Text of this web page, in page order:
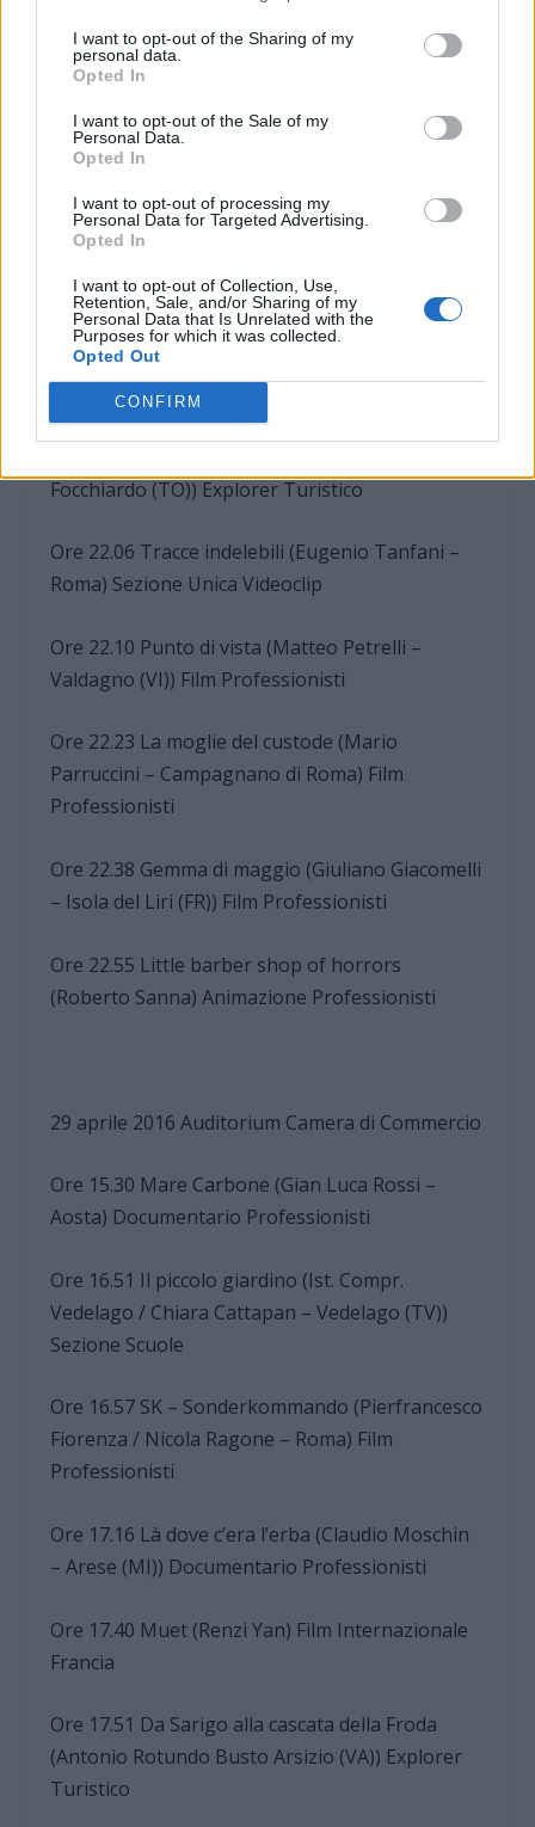
I want to opt-out of the Sharing of my
personal data.
Opted In
I want to opt-out of the Sale of my
Personal Data.
Opted In
I want to opt-out of processing my
Personal Data for Targeted Advertising.
Opted In
I want to opt-out of Collection, Use,
Retention, Sale, and/or Sharing of my
Personal Data that Is Unrelated with the
Purposes for which it was collected.
Opted Out
CONFIRM
28 aprile 2016 Auditorium Camera di Commercio
Ore 21.00 Tirreno Power. L’inchiesta giudiziaria
e gli impatti del carbone (Daniele Ceccarini –
Professionisti
Ore 21.38 Corri (Luca Sanna – Decimoputzu
(CA)) Corto Amatori
Focchiardo (TO)) Explorer Turistico
Ore 22.06 Tracce indelebili (Eugenio Tanfani –
Roma) Sezione Unica Videoclip
Ore 22.10 Punto di vista (Matteo Petrelli –
Valdagno (VI)) Film Professionisti
Ore 22.23 La moglie del custode (Mario
Parruccini – Campagnano di Roma) Film
Professionisti
Ore 22.38 Gemma di maggio (Giuliano Giacomelli
– Isola del Liri (FR)) Film Professionisti
Ore 22.55 Little barber shop of horrors
(Roberto Sanna) Animazione Professionisti
29 aprile 2016 Auditorium Camera di Commercio
Ore 15.30 Mare Carbone (Gian Luca Rossi –
Aosta) Documentario Professionisti
Ore 16.51 Il piccolo giardino (Ist. Compr.
Vedelago / Chiara Cattapan – Vedelago (TV))
Sezione Scuole
Ore 16.57 SK – Sonderkommando (Pierfrancesco
Fiorenza / Nicola Ragone – Roma) Film
Professionisti
Ore 17.16 Là dove c’era l’erba (Claudio Moschin
– Arese (MI)) Documentario Professionisti
Ore 17.40 Muet (Renzi Yan) Film Internazionale
Francia
Ore 17.51 Da Sarigo alla cascata della Froda
(Antonio Rotundo Busto Arsizio (VA)) Explorer
Turistico